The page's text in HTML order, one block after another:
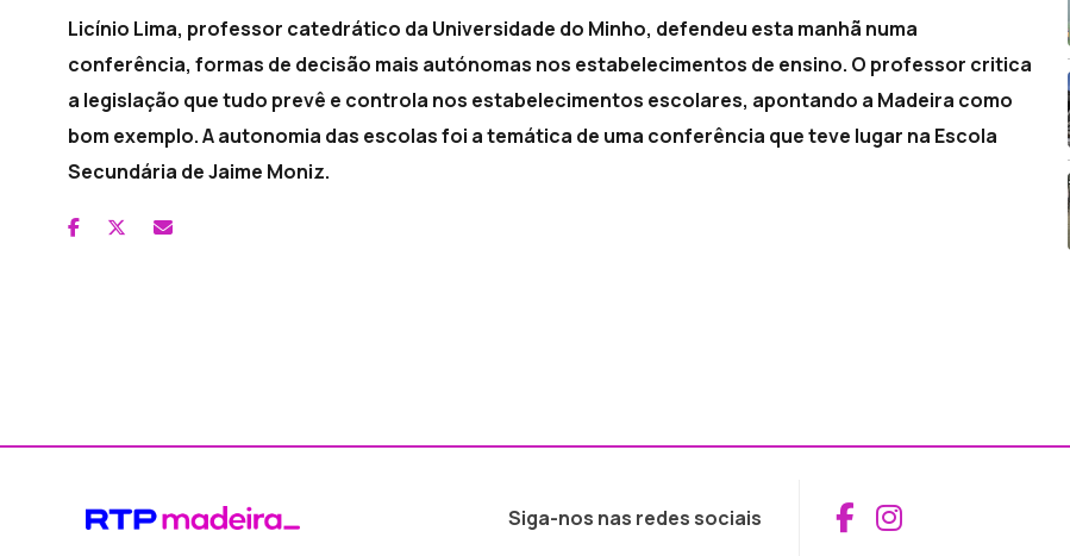
Licínio Lima, professor catedrático da Universidade do Minho, defendeu esta manhã numa
conferência, formas de decisão mais autónomas nos estabelecimentos de ensino. O professor critica
a legislação que tudo prevê e controla nos estabelecimentos escolares, apontando a Madeira como
bom exemplo. A autonomia das escolas foi a temática de uma conferência que teve lugar na Escola
Secundária de Jaime Moniz.
Siga-nos nas redes sociais Aceder ao
Aceder ao